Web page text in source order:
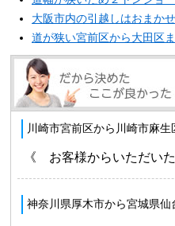
大阪市内の引越しはおまか
道が狭い宮前区から大田区